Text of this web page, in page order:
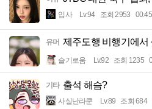
입사 Lv.94 조회 2953 00:45
유머 제주도행 비행기에서
슬기로움 Lv.92 조회 1235
기타 출석 해슴?
사실난라쿤 Lv.89 조회 684